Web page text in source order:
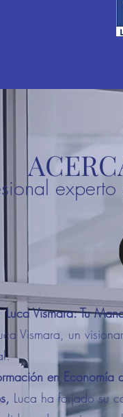
Vismara: Tu
Vismara, un
en Economía
Luca ha forjado su